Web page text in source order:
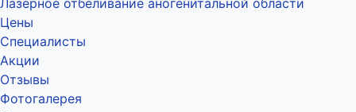
Цены
Специалисты
Акции
Отзывы
Фотогалерея